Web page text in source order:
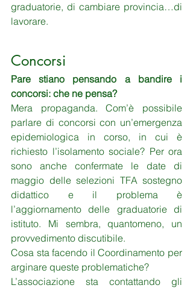
graduatorie, di cambiare provincia…di
lavorare.
Concorsi
Pare stiano pensando a bandire i
concorsi: che ne pensa?
Mera propaganda. Com’è possibile
parlare di concorsi con un’emergenza
epidemiologica in corso, in cui è
richiesto l’isolamento sociale? Per ora
sono anche confermate le date di
maggio delle selezioni TFA sostegno
didattico e il problema è
l’aggiornamento delle graduatorie di
istituto. Mi sembra, quantomeno, un
provvedimento discutibile.
Cosa sta facendo il Coordinamento per
arginare queste problematiche?
L’associazione sta contattando gli